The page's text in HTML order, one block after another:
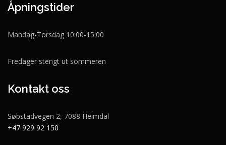
Åpningstider
Mandag-Torsdag 10:00-15:00
Fredager stengt ut sommeren
Kontakt oss
Søbstadvegen 2, 7088 Heimdal
+47 929 92 150